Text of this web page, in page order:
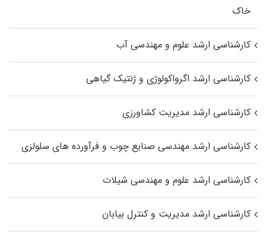
خاک
کارشناسی ارشد علوم و مهندسی آب
کارشناسی ارشد اگرواکولوژی و ژنتیک گیاهی
کارشناسی ارشد مدیریت کشاورزی
کارشناسی ارشد مهندسی صنایع چوب و فرآورده‌ های سلولزی
کارشناسی ارشد علوم و مهندسی شیلات
کارشناسی ارشد مدیریت و کنترل بیابان